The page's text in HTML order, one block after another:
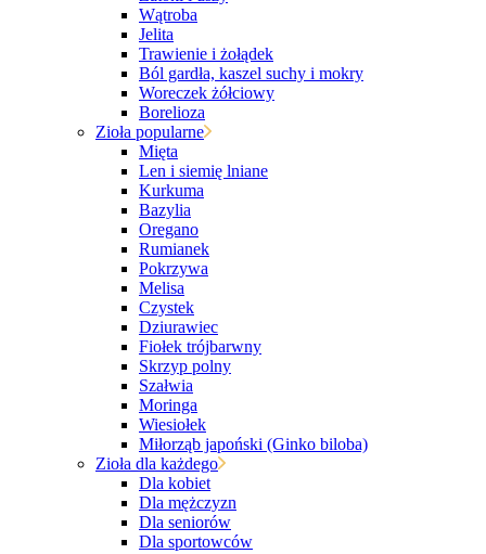
Wątroba
Jelita
Trawienie i żołądek
Ból gardła, kaszel suchy i mokry
Woreczek żółciowy
Borelioza
Zioła popularne
Mięta
Len i siemię lniane
Kurkuma
Bazylia
Oregano
Rumianek
Pokrzywa
Melisa
Czystek
Dziurawiec
Fiołek trójbarwny
Skrzyp polny
Szałwia
Moringa
Wiesiołek
Miłorząb japoński (Ginko biloba)
Zioła dla każdego
Dla kobiet
Dla mężczyzn
Dla seniorów
Dla sportowców